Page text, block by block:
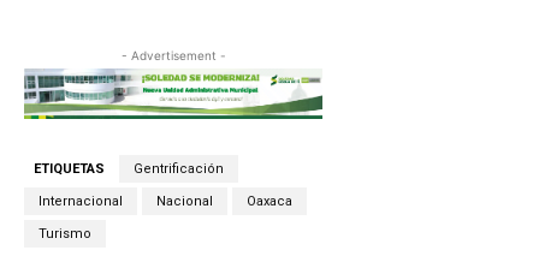
- Advertisement -
ETIQUETAS Gentrificación
Internacional Nacional Oaxaca
Turismo